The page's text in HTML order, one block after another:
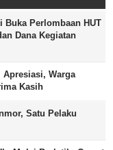
Buka Perlombaan HUT
Dana Kegiatan
Apresiasi, Warga
Kasih
Satu Pelaku